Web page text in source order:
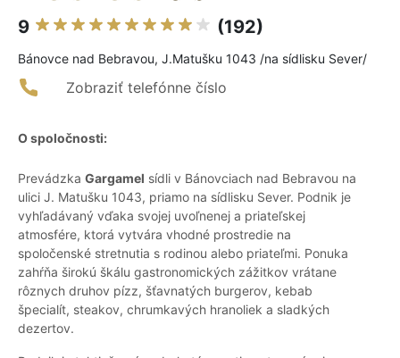
9 (192)
Bánovce nad Bebravou, J.Matušku 1043 /na sídlisku Sever/
Zobraziť telefónne číslo
O spoločnosti:
Prevádzka Gargamel sídli v Bánovciach nad Bebravou na
ulici J. Matušku 1043, priamo na sídlisku Sever. Podnik je
vyhľadávaný vďaka svojej uvoľnenej a priateľskej
atmosfére, ktorá vytvára vhodné prostredie na
spoločenské stretnutia s rodinou alebo priateľmi. Ponuka
zahŕňa širokú škálu gastronomických zážitkov vrátane
rôznych druhov pízz, šťavnatých burgerov, kebab
špecialít, steakov, chrumkavých hranoliek a sladkých
dezertov.